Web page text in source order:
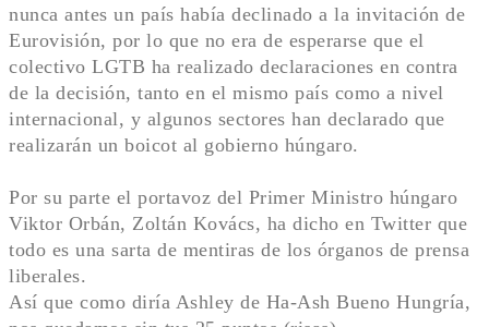
nunca antes un país había declinado a la invitación de
Eurovisión, por lo que no era de esperarse que el
colectivo LGTB ha realizado declaraciones en contra
de la decisión, tanto en el mismo país como a nivel
internacional, y algunos sectores han declarado que
realizarán un boicot al gobierno húngaro.
Por su parte el portavoz del Primer Ministro húngaro
Viktor Orbán, Zoltán Kovács, ha dicho en Twitter que
todo es una sarta de mentiras de los órganos de prensa
liberales.
Así que como diría Ashley de Ha-Ash Bueno Hungría,